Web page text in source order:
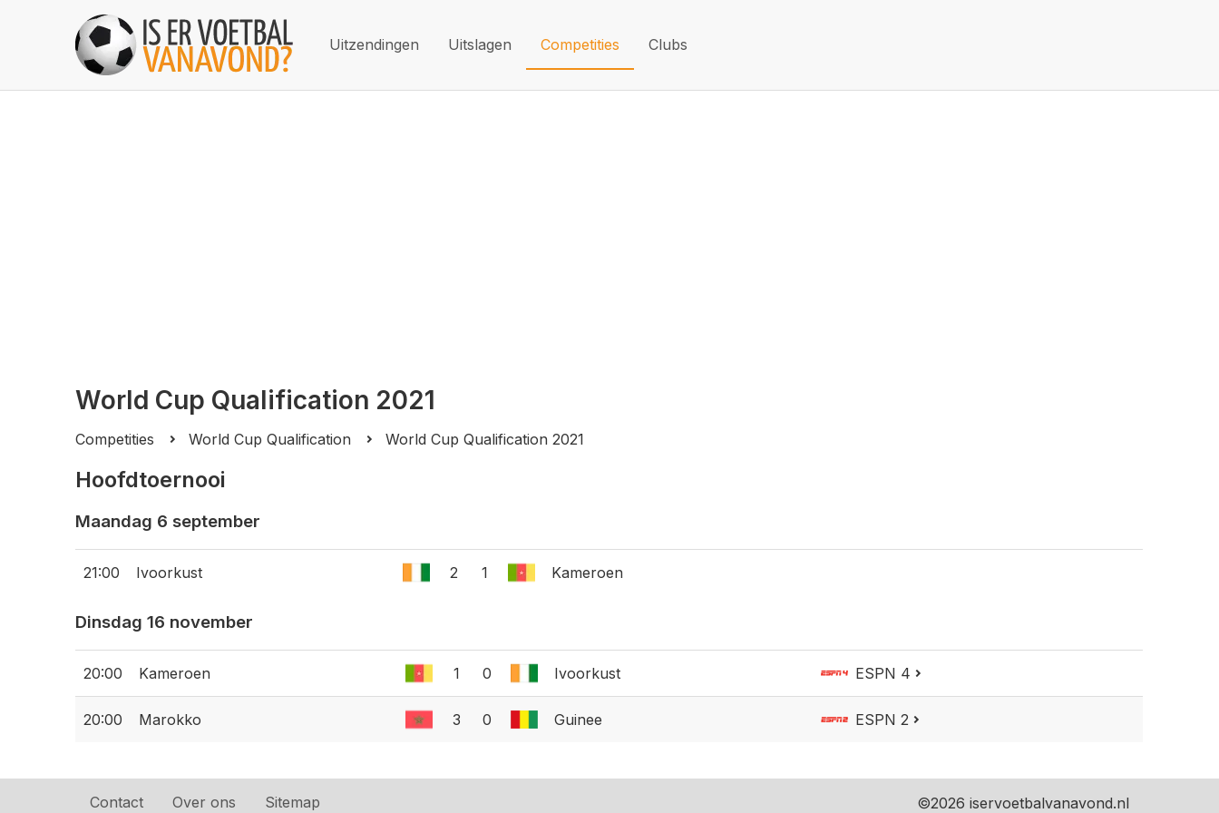
Uitzendingen Uitslagen Competities Clubs
World Cup Qualification 2021
Competities World Cup Qualification World Cup Qualification 2021
Hoofdtoernooi
Maandag 6 september
21:00 Ivoorkust 2 1 Kameroen
Dinsdag 16 november
20:00 Kameroen 1 0 Ivoorkust ESPN 4
20:00 Marokko 3 0 Guinee ESPN 2
Contact Over ons Sitemap ©2026 iservoetbalvanavond.nl